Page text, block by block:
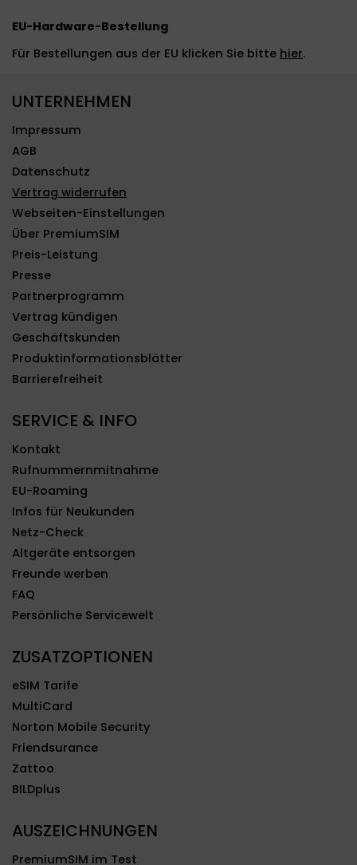
EU-Hardware-Bestellung
Für Bestellungen aus der EU klicken Sie bitte hier.
UNTERNEHMEN
Impressum
AGB
Datenschutz
Vertrag widerrufen
Webseiten-Einstellungen
Über PremiumSIM
Preis-Leistung
Presse
Partnerprogramm
Vertrag kündigen
Geschäftskunden
Produktinformationsblätter
Barrierefreiheit
SERVICE & INFO
Kontakt
Rufnummernmitnahme
EU-Roaming
Infos für Neukunden
Netz-Check
Altgeräte entsorgen
Freunde werben
FAQ
Persönliche Servicewelt
ZUSATZOPTIONEN
eSIM Tarife
MultiCard
Norton Mobile Security
Friendsurance
Zattoo
BILDplus
AUSZEICHNUNGEN
PremiumSIM im Test